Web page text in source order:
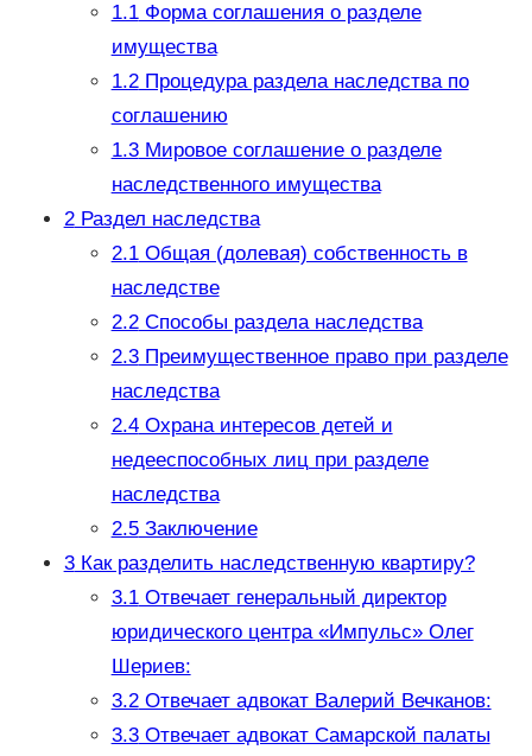
1.1Форма соглашения о разделе
имущества
1.2Процедура раздела наследства по
соглашению
1.3Мировое соглашение о разделе
наследственного имущества
2Раздел наследства
2.1Общая (долевая) собственность в
наследстве
2.2Способы раздела наследства
2.3Преимущественное право при разделе
наследства
2.4Охрана интересов детей и
недееспособных лиц при разделе
наследства
2.5Заключение
3Как разделить наследственную квартиру?
3.1Отвечает генеральный директор
юридического центра «Импульс» Олег
Шериев:
3.2Отвечает адвокат Валерий Вечканов:
3.3Отвечает адвокат Самарской палаты